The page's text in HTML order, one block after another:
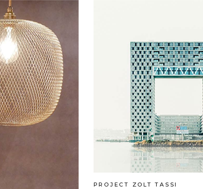
PROJECT ZOLT TASSI